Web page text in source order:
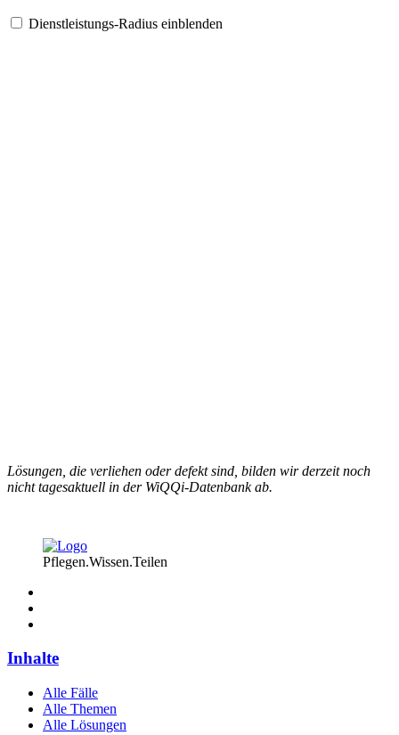
Dienstleistungs-Radius einblenden
Lösungen, die verliehen oder defekt sind, bilden wir derzeit noch
nicht tagesaktuell in der WiQQi-Datenbank ab.
Pflegen.Wissen.Teilen
Inhalte
Alle Fälle
Alle Themen
Alle Lösungen